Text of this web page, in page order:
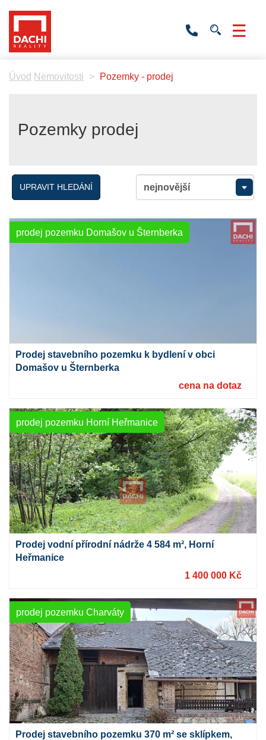
+420
Úvod Nemovitosti Pozemky - prodej
Pozemky prodej
UPRAVIT HLEDÁNÍ
prodej pozemku Domašov u Šternberka
Prodej stavebního pozemku k bydlení v obci
Domašov u Šternberka
cena na dotaz
prodej pozemku Horní Heřmanice
Prodej vodní přírodní nádrže 4 584 m², Horní
Heřmanice
1 400 000 Kč
prodej pozemku Charváty
Prodej stavebního pozemku 370 m² se sklípkem,